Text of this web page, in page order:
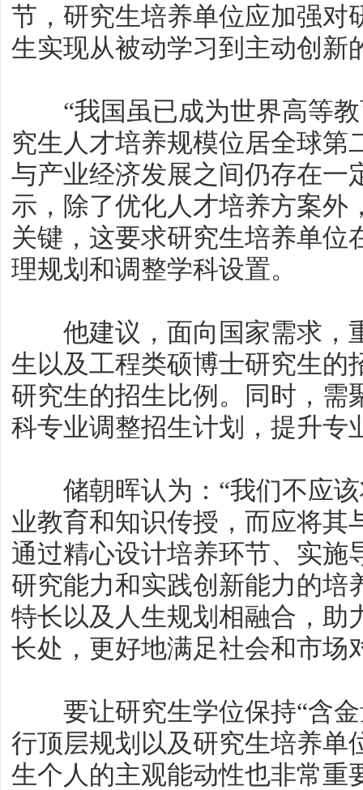
节，研究生培养单位应加强对
生实现从被动学习到主动创新
“我国虽已成为世界高等教
究生人才培养规模位居全球第
与产业经济发展之间仍存在一
示，除了优化人才培养方案外
关键，这要求研究生培养单位
理规划和调整学科设置。
他建议，面向国家需求，
生以及工程类硕博士研究生的
研究生的招生比例。同时，需
科专业调整招生计划，提升专
储朝晖认为：“我们不应该
业教育和知识传授，而应将其
通过精心设计培养环节、实施
研究能力和实践创新能力的培
特长以及人生规划相融合，助
长处，更好地满足社会和市场
要让研究生学位保持“含金
行顶层规划以及研究生培养单
生个人的主观能动性也非常重